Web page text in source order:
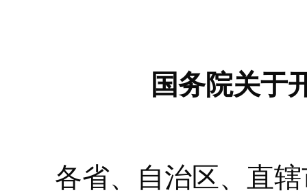
国务院关于
各省、自治区、直